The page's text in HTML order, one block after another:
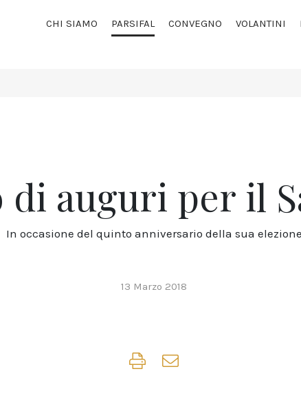
CHI SIAMO PARSIFAL CONVEGNO VOLANTINI
di auguri per il
In occasione del quinto anniversario della sua elezione
13 Marzo 2018